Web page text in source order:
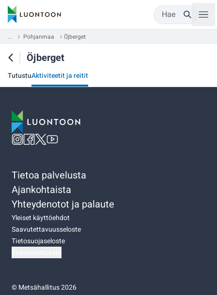
Hae
... Pohjanmaa Öjberget
Öjberget
TutustuAktiviteetit ja reitit
Tietoa palvelusta
Ajankohtaista
Yhteydenotot ja palaute
Yleiset käyttöehdot
Saavutettavuusseloste
Tietosuojaseloste
©Metsähallitus 2026